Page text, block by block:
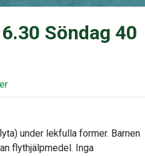
Söndag 40
under lekfulla former. Barnen
flythjälpmedel. Inga